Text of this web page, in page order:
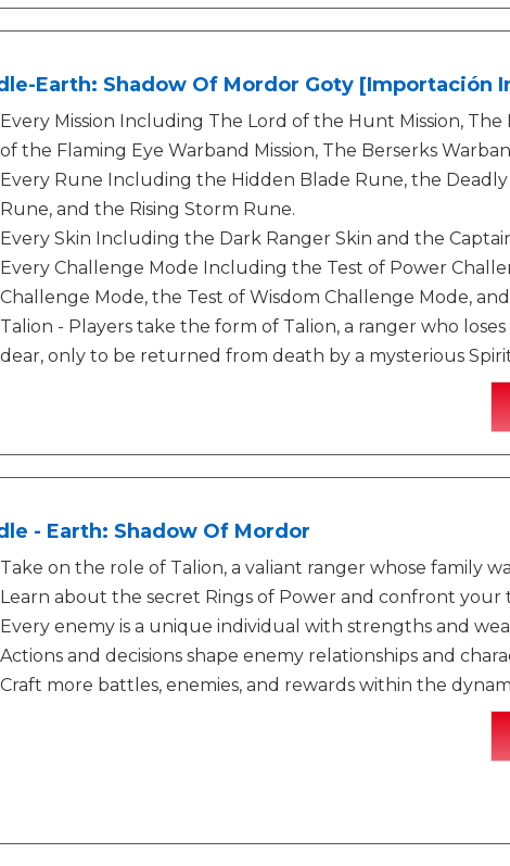
Earth: Shadow Of Mordor Goty [Importación
Every Mission Including The Lord of the Hunt Mission, The
of the Flaming Eye Warband Mission, The Berserks
Every Rune Including the Hidden Blade Rune, the
Rune, and the Rising Storm Rune.
Every Skin Including the Dark Ranger Skin and the
Every Challenge Mode Including the Test of Power
Challenge Mode, the Test of Wisdom Challenge Mode,
Talion - Players take the form of Talion, a ranger who
dear, only to be returned from death by a mysterious
- Earth: Shadow Of Mordor
Take on the role of Talion, a valiant ranger whose family
Learn about the secret Rings of Power and confront your
Every enemy is a unique individual with strengths and
Actions and decisions shape enemy relationships and
Craft more battles, enemies, and rewards within the